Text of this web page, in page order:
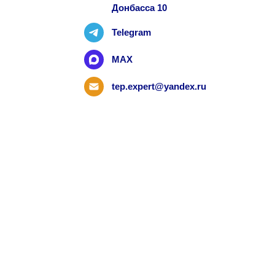
Донбасса 10
Telegram
MAX
tep.expert@yandex.ru